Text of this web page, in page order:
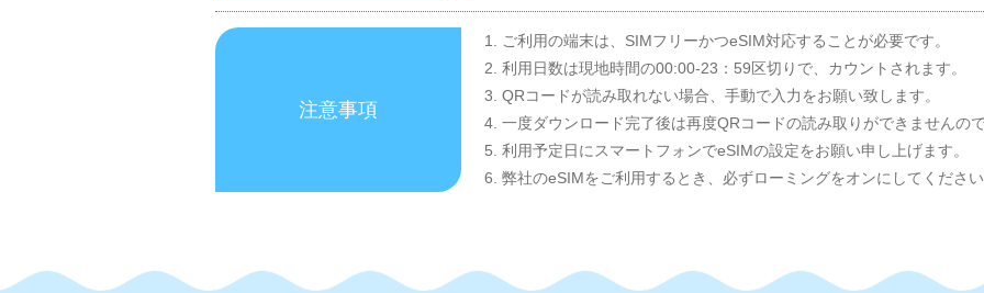
注意事項
1. ご利用の端末は、SIMフリーかつeSIM対応することが必要です。
2. 利用日数は現地時間の00:00-23：59区切りで、カウントされます。
3. QRコードが読み取れない場合、手動で入力をお願い致します。
4. 一度ダウンロード完了後は再度QRコードの読み取りができませんの
5. 利用予定日にスマートフォンでeSIMの設定をお願い申し上げます。
6. 弊社のeSIMをご利用するとき、必ずローミングをオンにしてください